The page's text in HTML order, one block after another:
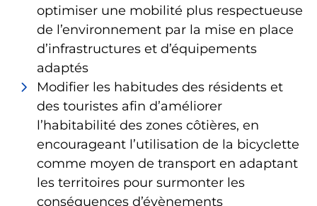
optimiser une mobilité plus respectueuse
de l’environnement par la mise en place
d’infrastructures et d’équipements
adaptés
Modifier les habitudes des résidents et
des touristes afin d’améliorer
l’habitabilité des zones côtières, en
encourageant l’utilisation de la bicyclette
comme moyen de transport en adaptant
les territoires pour surmonter les
conséquences d’évènements